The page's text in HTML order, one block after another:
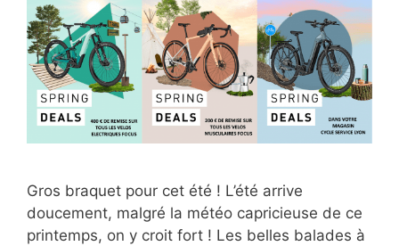
Gros braquet pour cet été ! L’été arrive
doucement, malgré la météo capricieuse de ce
printemps, on y croit fort ! Les belles balades à